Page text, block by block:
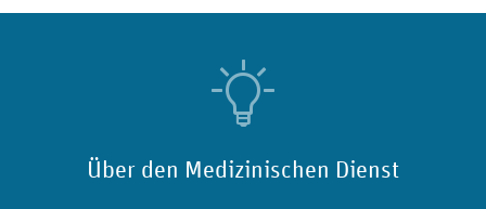
Über den Medizinischen Dienst